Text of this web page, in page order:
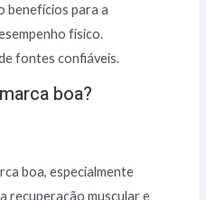
benefícios para a
físico.
fontes confiáveis.
boa?
boa, especialmente
recuperação muscular e